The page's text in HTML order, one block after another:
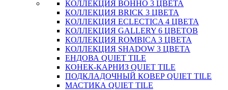
КОЛЛЕКЦИЯ BOHHO 3 ЦВЕТА
КОЛЛЕКЦИЯ BRICK 3 ЦВЕТА
КОЛЛЕКЦИЯ ECLECTICA 4 ЦВЕТА
КОЛЛЕКЦИЯ GALLERY 6 ЦВЕТОВ
КОЛЛЕКЦИЯ ROMBICA 3 ЦВЕТА
КОЛЛЕКЦИЯ SHADOW 3 ЦВЕТА
ЕНДОВА QUIET TILE
КОНЕК-КАРНИЗ QUIET TILE
ПОДКЛАДОЧНЫЙ КОВЕР QUIET TILE
МАСТИКА QUIET TILE